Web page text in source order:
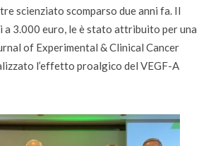
scienziato scomparso due anni fa. Il
a 3.000 euro, le è stato attribuito per una
of Experimental & Clinical Cancer
l’effetto proalgico del VEGF-A